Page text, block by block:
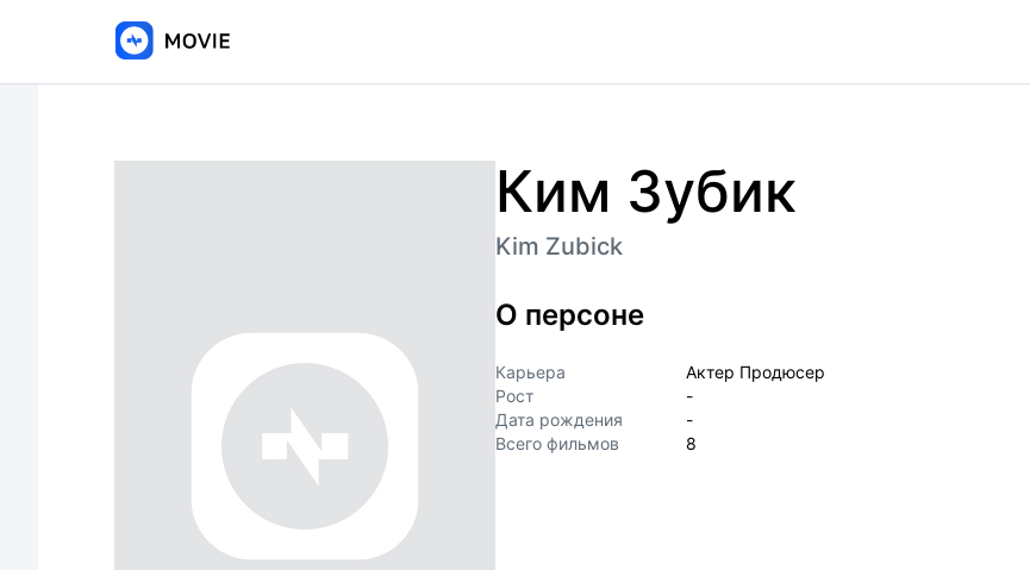
Ким Зубик
Kim Zubick
О персоне
Карьера
Актер Продюсер
Рост
-
Дата рождения
-
Всего фильмов
8